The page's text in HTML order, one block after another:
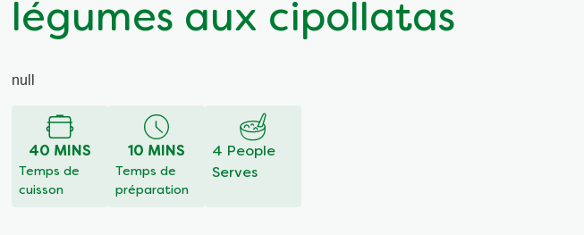
légumes aux cipollatas
null
40 MINS
Temps de
cuisson
10 MINS
Temps de
préparation
4 People
Serves